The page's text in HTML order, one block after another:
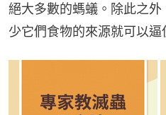
絕大多數的螞蟻。除此之
少它們食物的來源就可以逼